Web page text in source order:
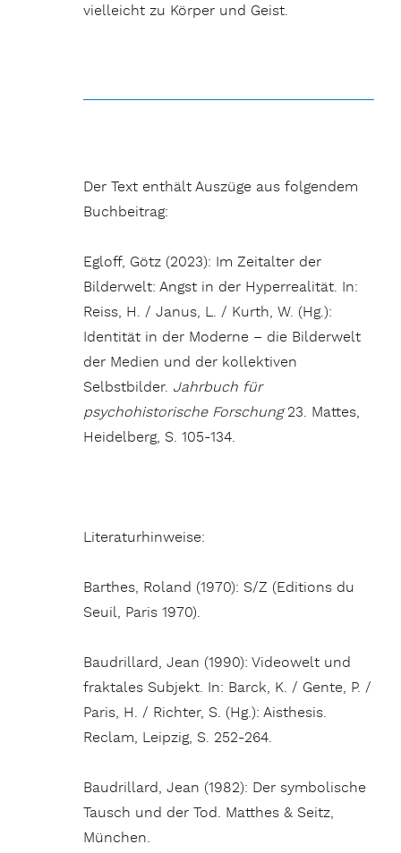
vielleicht zu Körper und Geist.
Der Text enthält Auszüge aus folgendem
Buchbeitrag:
Egloff, Götz (2023): Im Zeitalter der
Bilderwelt: Angst in der Hyperrealität. In:
Reiss, H. / Janus, L. / Kurth, W. (Hg.):
Identität in der Moderne – die Bilderwelt
der Medien und der kollektiven
Selbstbilder. Jahrbuch für
psychohistorische Forschung23. Mattes,
Heidelberg, S. 105-134.
Literaturhinweise:
Barthes, Roland (1970): S/Z (Editions du
Seuil, Paris 1970).
Baudrillard, Jean (1990): Videowelt und
fraktales Subjekt. In: Barck, K. / Gente, P. /
Paris, H. / Richter, S. (Hg.): Aisthesis.
Reclam, Leipzig, S. 252-264.
Baudrillard, Jean (1982): Der symbolische
Tausch und der Tod. Matthes & Seitz,
München.